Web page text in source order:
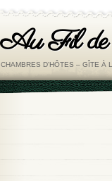
Au Fil de
CHAMBRES D'HÔTES – GÎTE À